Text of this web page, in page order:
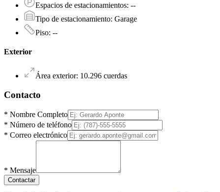
Espacios de estacionamientos: --
Tipo de estacionamiento: Garage
Piso: --
Exterior
Área exterior: 10.296 cuerdas
Contacto
* Nombre Completo
* Número de teléfono
* Correo electrónico
* Mensaje
Contactar